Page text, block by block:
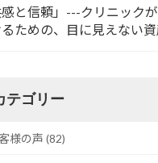
感と信頼」---クリニック
ための、目に見えない
テゴリー
様の声 (82)